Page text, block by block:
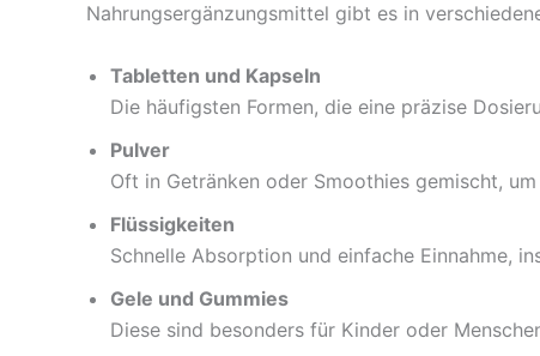
Nahrungsergänzungsmittel gibt es in
Tabletten und Kapseln
Die häufigsten Formen, die eine präzise
Pulver
Oft in Getränken oder Smoothies gemischt,
Flüssigkeiten
Schnelle Absorption und einfache Einnahme,
Gele und Gummies
Diese sind besonders für Kinder oder